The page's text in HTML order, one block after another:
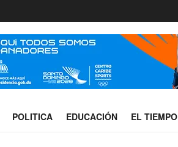
POLITICA EDUCACIÓN EL TIEMPO